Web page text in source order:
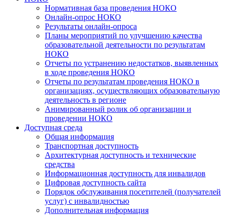
Нормативная база проведения НОКО
Онлайн-опрос НОКО
Результаты онлайн-опроса
Планы мероприятий по улучшению качества
образовательной деятельности по результатам
НОКО
Отчеты по устранению недостатков, выявленных
в ходе проведения НОКО
Отчеты по результатам проведения НОКО в
организациях, осуществляющих образовательную
деятельность в регионе
Анимированный ролик об организации и
проведении НОКО
Доступная среда
Общая информация
Транспортная доступность
Архитектурная доступность и технические
средства
Информационная доступность для инвалидов
Цифровая доступность сайта
Порядок обслуживания посетителей (получателей
услуг) с инвалидностью
Дополнительная информация